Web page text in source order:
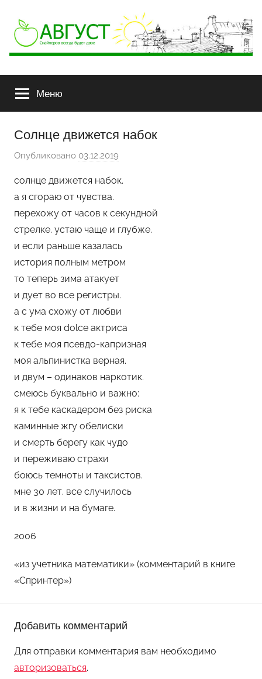
АВГУСТ
будет
двое
Меню
Солнце движется набок
Опубликовано 03.12.2019
т
р
о
м
Х
е
у
солнце движется набок.
а я сгораю от чувства.
перехожу от часов к секундной
стрелке. устаю чаще и глубже.
и если раньше казалась
история полным метром
то теперь зима атакует
и дует во все регистры.
а с ума схожу от любви
к тебе моя dolce актриса
к тебе моя псевдо-капризная
моя альпинистка верная.
и двум – одинаков наркотик.
смеюсь буквально и важно:
я к тебе каскадером без риска
каминные жгу обелиски
и смерть берегу как чудо
и переживаю страхи
боюсь темноты и таксистов.
мне 30 лет. все случилось
и в жизни и на бумаге.
2006
«из учетника математики» (комментарий в книге
«Спринтер»)
Добавить комментарий
Для отправки комментария вам необходимо
авторизоваться.